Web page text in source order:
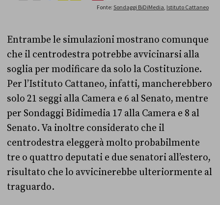
Entrambe le simulazioni mostrano comunque
che il centrodestra potrebbe avvicinarsi alla
soglia per modificare da solo la Costituzione.
Per l’Istituto Cattaneo, infatti, mancherebbero
solo 21 seggi alla Camera e 6 al Senato, mentre
per Sondaggi Bidimedia 17 alla Camera e 8 al
Senato. Va inoltre considerato che il
centrodestra eleggerà molto probabilmente
tre o quattro deputati e due senatori all’estero,
risultato che lo avvicinerebbe ulteriormente al
traguardo.